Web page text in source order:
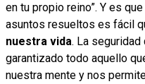
en tu propio reino”. Y es
asuntos resueltos es fácil
nuestra vida. La seguridad
garantizado todo aquello
nuestra mente y nos